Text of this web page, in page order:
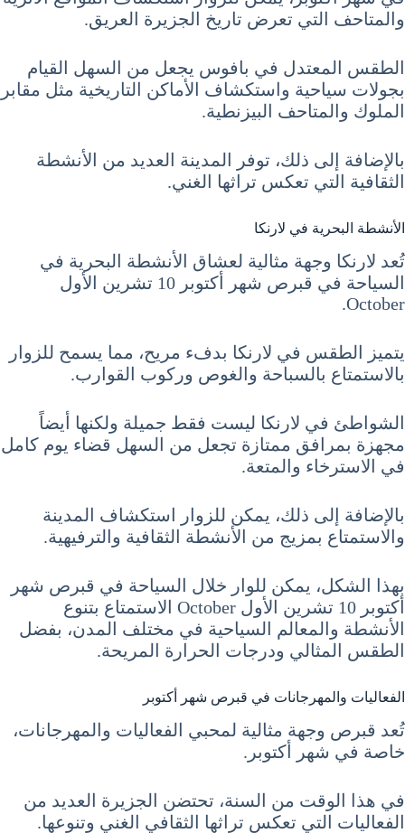
والمتاحف التي تعرض تاريخ الجزيرة العريق.
الطقس المعتدل في بافوس يجعل من السهل القيام
بجولات سياحية واستكشاف الأماكن التاريخية مثل مقابر
الملوك والمتاحف البيزنطية.
بالإضافة إلى ذلك، توفر المدينة العديد من الأنشطة
الثقافية التي تعكس تراثها الغني.
الأنشطة البحرية في لارنكا
تُعد لارنكا وجهة مثالية لعشاق الأنشطة البحرية في
السياحة في قبرص شهر أكتوبر 10 تشرين الأول
October.
يتميز الطقس في لارنكا بدفء مريح، مما يسمح للزوار
بالاستمتاع بالسباحة والغوص وركوب القوارب.
الشواطئ في لارنكا ليست فقط جميلة ولكنها أيضاً
مجهزة بمرافق ممتازة تجعل من السهل قضاء يوم كامل
في الاسترخاء والمتعة.
بالإضافة إلى ذلك، يمكن للزوار استكشاف المدينة
والاستمتاع بمزيج من الأنشطة الثقافية والترفيهية.
بهذا الشكل، يمكن للوار خلال السياحة في قبرص شهر
أكتوبر 10 تشرين الأول October الاستمتاع بتنوع
الأنشطة والمعالم السياحية في مختلف المدن، بفضل
الطقس المثالي ودرجات الحرارة المريحة.
الفعاليات والمهرجانات في قبرص شهر أكتوبر
تُعد قبرص وجهة مثالية لمحبي الفعاليات والمهرجانات،
خاصة في شهر أكتوبر.
في هذا الوقت من السنة، تحتضن الجزيرة العديد من
الفعاليات التي تعكس تراثها الثقافي الغني وتنوعها.